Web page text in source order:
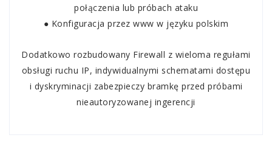
połączenia lub próbach ataku
● Konfiguracja przez www w języku polskim
Dodatkowo rozbudowany Firewall z wieloma regułami
obsługi ruchu IP, indywidualnymi schematami dostępu
i dyskryminacji zabezpieczy bramkę przed próbami
nieautoryzowanej ingerencji